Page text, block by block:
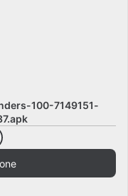
100-7149151-